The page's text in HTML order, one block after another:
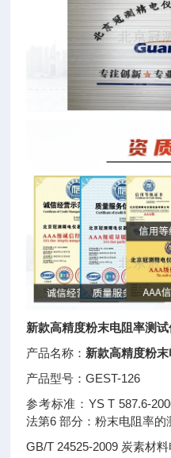
新款高精度粉末电阻率测试
产品名称： 新款高精度粉
产品型号：GEST-126
参考标准：YS T 587.6-
法第6 部分：粉末电阻率的
GB/T 24525-2009 炭素材